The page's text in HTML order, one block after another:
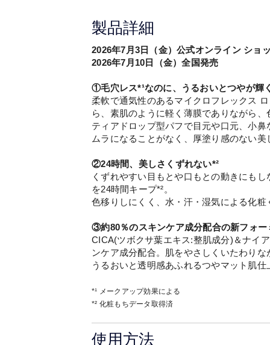
製品詳細
2026年7月3日（金）公式オンライン ショ
2026年7月10日（金）全国発売
①毛穴レス*¹なのに、うるおいとつやが輝
柔軟で通気性のあるマイクロフレックス
ら、素肌のように軽く薄膜でありながら
ティアドロップ型パフで目元や口元、小
ムラになることがなく、厚塗り感のない
②24時間、美しさくずれない*²
くずれやすい目もとや口もとの動きにも
を24時間キープ*²。
色移りしにくく、水・汗・湿気による化
③約80％のスキンケア成分配合の新フォー
CICA(ツボクサ葉エキス:整肌成分)＆ナイ
ンケア成分配合。肌をやさしくいたわり
うるおいと透明感あふれるつやマット肌仕
*¹ メークアップ効果による
*² 化粧もちデータ取得済
使用方法